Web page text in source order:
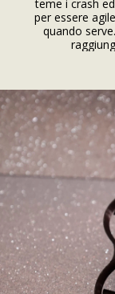
teme i crash
per essere
quando